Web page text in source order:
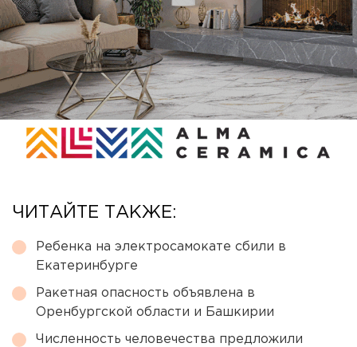
ЧИТАЙТЕ ТАКЖЕ:
Ребенка на электросамокате сбили в
Екатеринбурге
Ракетная опасность объявлена в
Оренбургской области и Башкирии
Численность человечества предложили